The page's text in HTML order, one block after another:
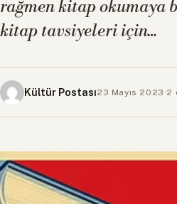
rağmen kitap okumaya
kitap tavsiyeleri için…
Kültür Postası23 Mayıs 2023 ·2